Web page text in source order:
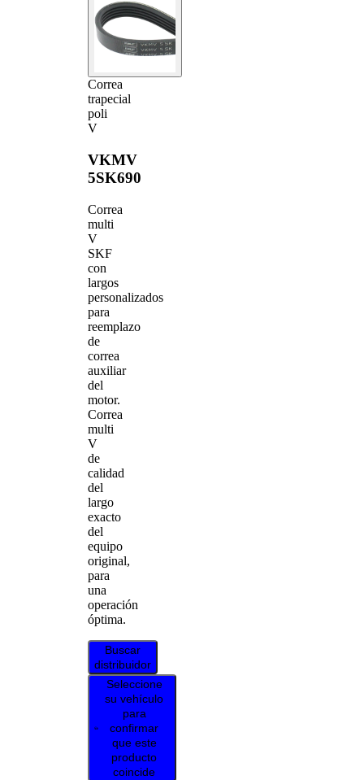
Correa
trapecial
poli
V
VKMV
5SK690
Correa
multi
V
SKF
con
largos
personalizados
para
reemplazo
de
correa
auxiliar
del
motor.
Correa
multi
V
de
calidad
del
largo
exacto
del
equipo
original,
para
una
operación
óptima.
Buscar
distribuidor
Seleccione
su vehículo
para
confirmar
que este
producto
coincide